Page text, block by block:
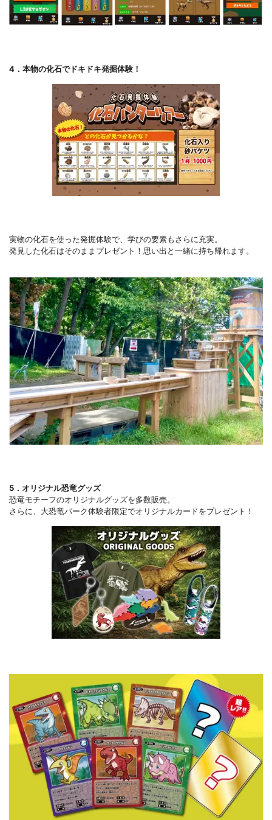
4．本物の化石でドキドキ発掘体験！
実物の化石を使った発掘体験で、学びの要素もさらに充実。
発見した化石はそのままプレゼント！思い出と一緒に持ち帰れます。
5．オリジナル恐竜グッズ
恐竜モチーフのオリジナルグッズを多数販売。
さらに、大恐竜パーク体験者限定でオリジナルカードをプレゼント！